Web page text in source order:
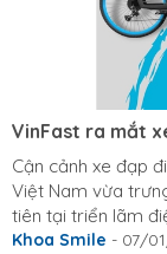
VinFast ra mắt
Cận cảnh xe đạp
Việt Nam vừa
tiên tại triển lãm điện
các mẫu xe đạp
Khoa Smile - 07/